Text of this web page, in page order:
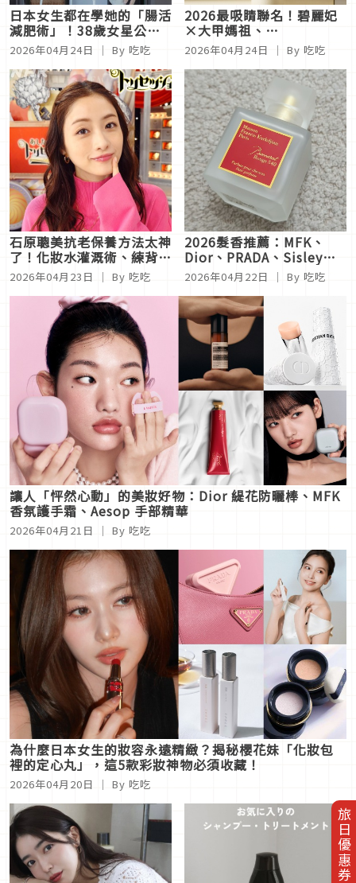
旅日優惠券
日本女生都在學她的「腸活
減肥術」！38歲女星公開
飲食秘訣：自製排毒水、低
溫生甜點、椰棗吃出易瘦體
質
2026年04月24日 ｜ By 吃吃
2026最吸睛聯名！碧麗妃
×大甲媽祖、
INNISFREE×玩具總動
員、膳魔師
×INAPSQUARE赤峰街限
定快閃店
2026年04月24日 ｜ By 吃吃
石原聰美抗老保養方法太神
了！化妝水灌溉術、練背、
兩小時半身浴，養出緊緻飽
滿美肌
2026年04月23日 ｜ By 吃吃
2026髮香推薦：MFK、
Dior、PRADA、Sisley，
日本女生回頭率100%的持
香術全攻略
2026年04月22日 ｜ By 吃吃
讓人「怦然心動」的美妝好物：Dior 緹花防曬棒、MFK
香氛護手霜、Aesop 手部精華
2026年04月21日 ｜ By 吃吃
為什麼日本女生的妝容永遠精緻？揭秘櫻花妹「化妝包
裡的定心丸」，這5款彩妝神物必須收藏！
2026年04月20日 ｜ By 吃吃